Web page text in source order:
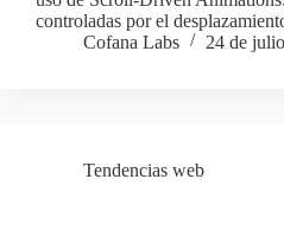
controladas por el
Cofana Labs
24 de
Tendencias web